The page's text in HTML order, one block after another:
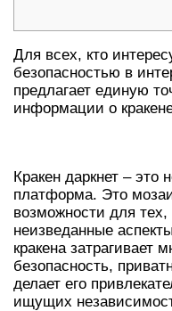
Для всех, кто
безопасностью в
предлагает единую
информации о
Кракен даркнет – это
платформа. Это
возможности для тех,
неизведанные
кракена затрагивает
безопасность,
делает его
ищущих